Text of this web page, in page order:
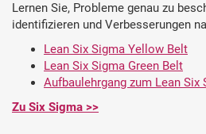
Lernen Sie, Probleme genau zu
identifizieren und Verbesserungen
Lean Six Sigma Yellow Belt
Lean Six Sigma Green Belt
Aufbaulehrgang zum Lean Six
Zu Six Sigma >>